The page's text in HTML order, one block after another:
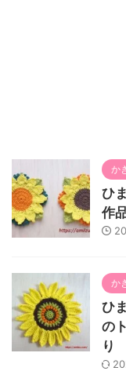
か
ひ
作
か
ひ
の
り